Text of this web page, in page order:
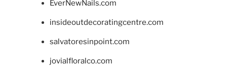
EverNewNails.com
insideoutdecoratingcentre.com
salvatoresinpoint.com
jovialfloralco.com